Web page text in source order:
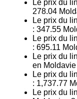
Le prix du
278.04
Le prix du
: 347.55
Le prix du
: 695.11
Le prix du
en Moldavie
Le prix du
: 1,737.77
Le prix du